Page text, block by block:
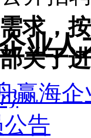
求，
关于
业人
赢海
告